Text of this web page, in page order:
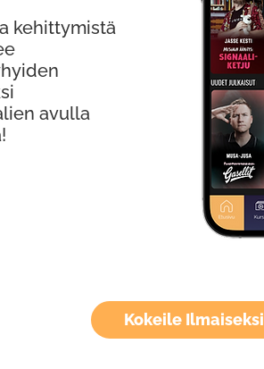
Kokeile Ilmaiseksi
kehittymistä
avulla